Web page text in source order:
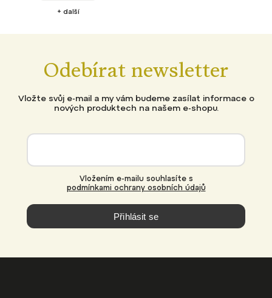
+ další
Odebírat newsletter
Vložte svůj e-mail a my vám budeme zasílat informace o
nových produktech na našem e-shopu.
podmínkami ochrany osobních údajů
Přihlásit se